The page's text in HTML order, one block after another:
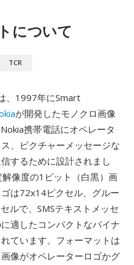
について
TCR
、1997年にSmart
が開発したモノクロ画像
携帯電話にオペレータ
、ピクチャーメッセージな
するために設計されまし
像度の1ビット（白黒）画
は72x14ピクセル、グルー
ルで、SMSテキストメッセ
適したコンパクトなバイナ
ています。フォーマットは
像がオペレーターロゴかグ